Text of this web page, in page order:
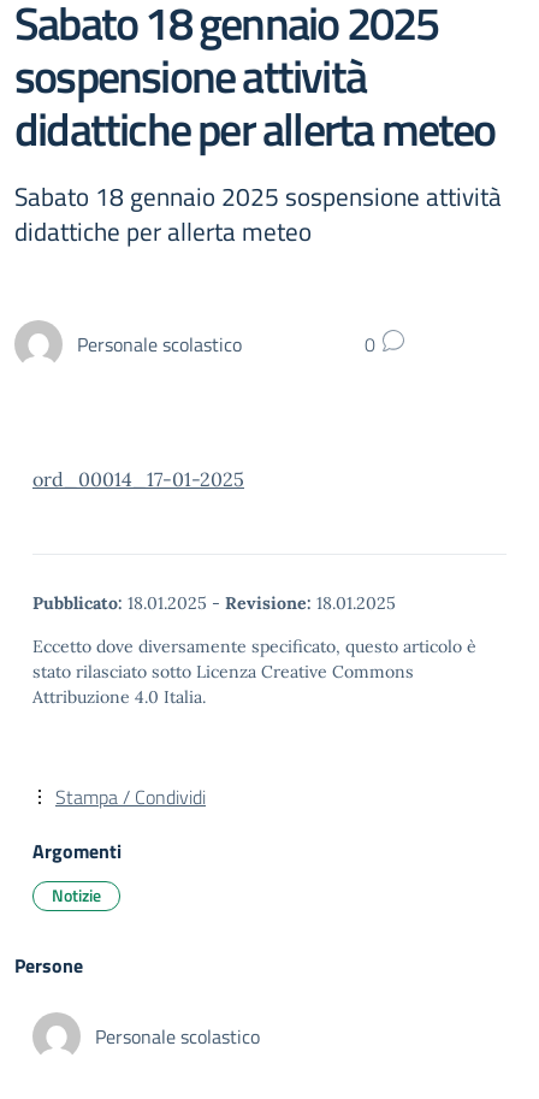
Sabato 18 gennaio 2025
sospensione attività
didattiche per allerta meteo
Sabato 18 gennaio 2025 sospensione attività
didattiche per allerta meteo
Personale scolastico 0
ord_00014_17-01-2025
Pubblicato: 18.01.2025 - Revisione: 18.01.2025
Eccetto dove diversamente specificato, questo articolo è
stato rilasciato sotto Licenza Creative Commons
Attribuzione 4.0 Italia.
Stampa / Condividi
Argomenti
Notizie
Persone
Personale scolastico